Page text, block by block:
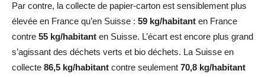
Par contre, la collecte de papier-carton est sensiblement plus
élevée en France qu’en Suisse : 59 kg/habitant en France
contre 55 kg/habitant en Suisse. L’écart est encore plus grand
s’agissant des déchets verts et bio déchets. La Suisse en
collecte 86,5 kg/habitant contre seulement 70,8 kg/habitant